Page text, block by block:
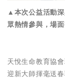
▲本次公益活動
眾熱情參與，場
天悅生命教育協
迎新大師揮毫送